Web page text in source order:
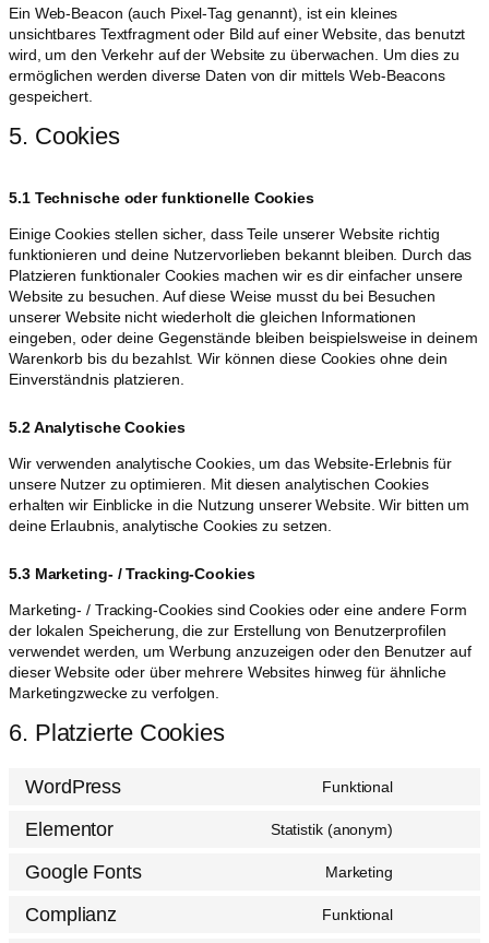
Ein Web-Beacon (auch Pixel-Tag genannt), ist ein kleines
unsichtbares Textfragment oder Bild auf einer Website, das benutzt
wird, um den Verkehr auf der Website zu überwachen. Um dies zu
ermöglichen werden diverse Daten von dir mittels Web-Beacons
gespeichert.
5. Cookies
5.1 Technische oder funktionelle Cookies
Einige Cookies stellen sicher, dass Teile unserer Website richtig
funktionieren und deine Nutzervorlieben bekannt bleiben. Durch das
Platzieren funktionaler Cookies machen wir es dir einfacher unsere
Website zu besuchen. Auf diese Weise musst du bei Besuchen
unserer Website nicht wiederholt die gleichen Informationen
eingeben, oder deine Gegenstände bleiben beispielsweise in deinem
Warenkorb bis du bezahlst. Wir können diese Cookies ohne dein
Einverständnis platzieren.
5.2 Analytische Cookies
Wir verwenden analytische Cookies, um das Website-Erlebnis für
unsere Nutzer zu optimieren. Mit diesen analytischen Cookies
erhalten wir Einblicke in die Nutzung unserer Website. Wir bitten um
deine Erlaubnis, analytische Cookies zu setzen.
5.3 Marketing- / Tracking-Cookies
Marketing- / Tracking-Cookies sind Cookies oder eine andere Form
der lokalen Speicherung, die zur Erstellung von Benutzerprofilen
verwendet werden, um Werbung anzuzeigen oder den Benutzer auf
dieser Website oder über mehrere Websites hinweg für ähnliche
Marketingzwecke zu verfolgen.
6. Platzierte Cookies
WordPress Funktional
Elementor Statistik (anonym)
Google Fonts Marketing
Complianz Funktional